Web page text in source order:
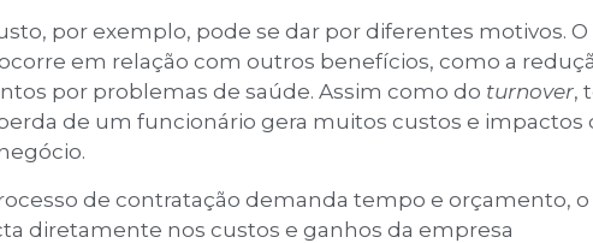
por exemplo, pode se dar por diferentes motivos. O
em relação com outros benefícios, como a
por problemas de saúde. Assim como do turnover,
de um funcionário gera muitos custos e impactos
de contratação demanda tempo e orçamento,
diretamente nos custos e ganhos da empresa